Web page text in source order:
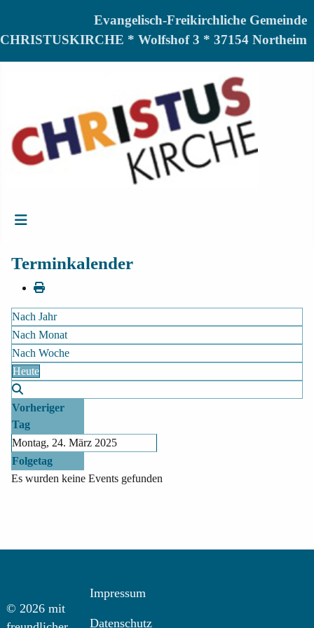
Evangelisch-Freikirchliche Gemeinde
CHRISTUSKIRCHE * Wolfshof 3 * 37154 Northeim
Terminkalender
Nach Jahr
Nach Monat
Nach Woche
Heute
Vorheriger
Tag
Montag, 24. März 2025
Folgetag
Es wurden keine Events gefunden
© 2026 mit
Impressum
Datenschutz